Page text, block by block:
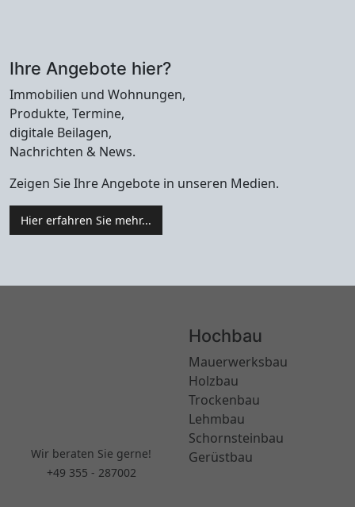
Ihre Angebote hier?
Immobilien und Wohnungen,
Produkte, Termine,
digitale Beilagen,
Nachrichten & News.
Zeigen Sie Ihre Angebote in unseren Medien.
Hier erfahren Sie mehr...
Wir beraten Sie gerne!
+49 355 - 287002
Hochbau
Mauerwerksbau
Holzbau
Trockenbau
Lehmbau
Schornsteinbau
Gerüstbau